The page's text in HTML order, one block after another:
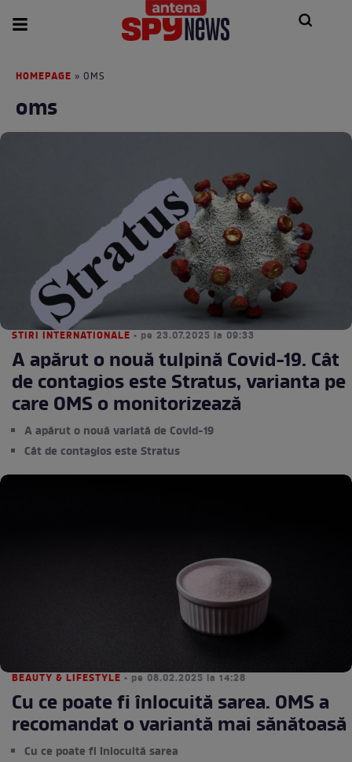
HOMEPAGE » OMS
oms
STIRI INTERNATIONALE • pe 23.07.2025 la 09:33
A apărut o nouă tulpină Covid-19. Cât
de contagios este Stratus, varianta pe
care OMS o monitorizează
A apărut o nouă variată de Covid-19
Cât de contagios este Stratus
BEAUTY & LIFESTYLE • pe 08.02.2025 la 14:28
Cu ce poate fi înlocuită sarea. OMS a
recomandat o variantă mai sănătoasă
Cu ce poate fi înlocuită sarea